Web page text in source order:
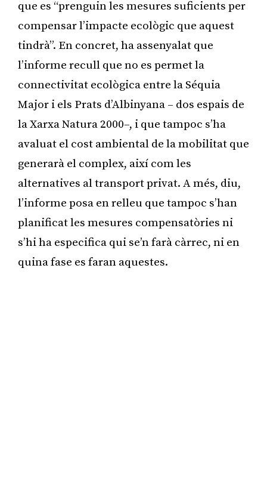
que es “prenguin les mesures suficients per
compensar l’impacte ecològic que aquest
tindrà”. En concret, ha assenyalat que
l’informe recull que no es permet la
connectivitat ecològica entre la Séquia
Major i els Prats d’Albinyana – dos espais de
la Xarxa Natura 2000–, i que tampoc s’ha
avaluat el cost ambiental de la mobilitat que
generarà el complex, així com les
alternatives al transport privat. A més, diu,
l’informe posa en relleu que tampoc s’han
planificat les mesures compensatòries ni
s’hi ha especifica qui se’n farà càrrec, ni en
quina fase es faran aquestes.